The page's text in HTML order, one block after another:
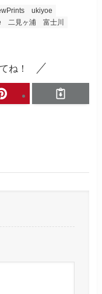
ukiyoe
二見ヶ浦
富士川
ね！